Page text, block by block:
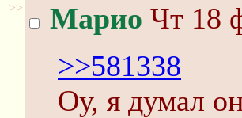
>> Марио Чт 18
>>581338
Оу, я думал